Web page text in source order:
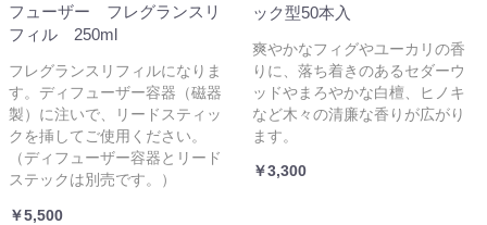
フューザー フレグランスリ
フィル 250ml
フレグランスリフィルになりま
す。ディフューザー容器（磁器
製）に注いで、リードスティッ
クを挿してご使用ください。
（ディフューザー容器とリード
ステックは別売です。）
￥5,500
ック型50本入
爽やかなフィグやユーカリの香
りに、落ち着きのあるセダーウ
ッドやまろやかな白檀、ヒノキ
など木々の清廉な香りが広がり
ます。
￥3,300